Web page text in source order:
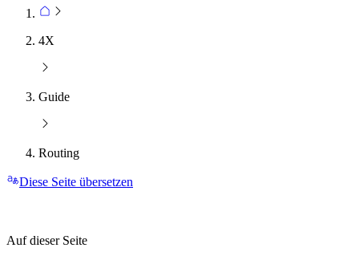
4X
Guide
Routing
Diese Seite übersetzen
Auf dieser Seite